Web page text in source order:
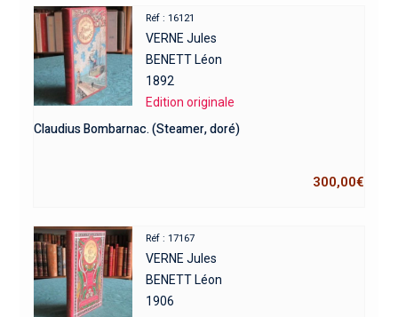
Réf : 16121
VERNE Jules
BENETT Léon
1892
Edition originale
Claudius Bombarnac. (Steamer, doré)
300,00€
Réf : 17167
VERNE Jules
BENETT Léon
1906